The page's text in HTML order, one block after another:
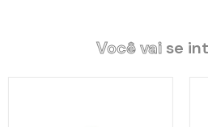
Especificações Técnicas:
Revestimento Interno: Diamantado/
Você vaise